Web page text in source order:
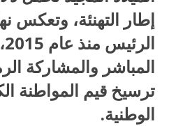
إطار التهنئة، وتعكس
المباشر والمشاركة
ترسيخ قيم المواطنة
الوطنية.